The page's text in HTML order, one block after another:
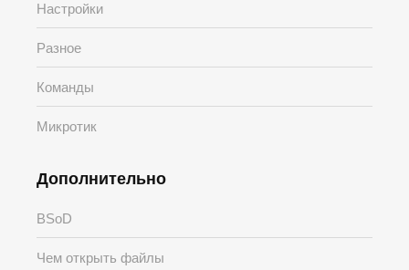
Настройки
Разное
Команды
Микротик
Дополнительно
BSoD
Чем открыть файлы